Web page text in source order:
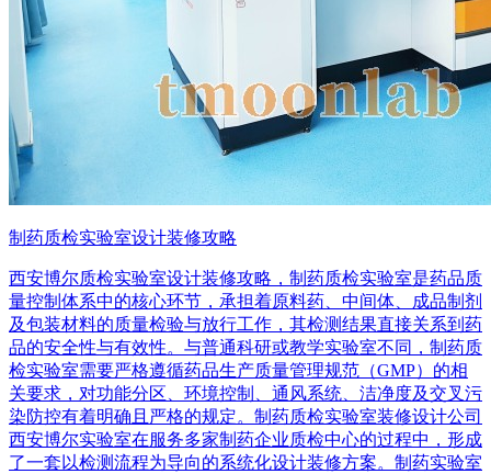
制药质检实验室设计装修攻略
西安博尔质检实验室设计装修攻略，制药质检实验室是药品质
量控制体系中的核心环节，承担着原料药、中间体、成品制剂
及包装材料的质量检验与放行工作，其检测结果直接关系到药
品的安全性与有效性。与普通科研或教学实验室不同，制药质
检实验室需要严格遵循药品生产质量管理规范（GMP）的相
关要求，对功能分区、环境控制、通风系统、洁净度及交叉污
染防控有着明确且严格的规定。制药质检实验室装修设计公司
西安博尔实验室在服务多家制药企业质检中心的过程中，形成
了一套以检测流程为导向的系统化设计装修方案。制药实验室